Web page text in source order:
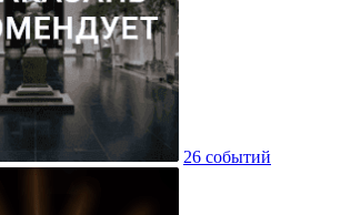
26 событий